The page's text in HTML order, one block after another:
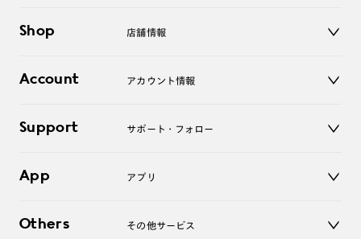
サングラス
コンタクトレンズ
アクセサリー
Shop 店舗情報
オンラインショップ
Account アカウント情報
ログアウト
Support サポート・フォロー
よくあるご質問
お問い合わせ
App アプリ
Others その他サービス